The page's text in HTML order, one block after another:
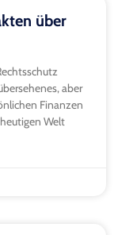
über
aber
Finanzen
Welt